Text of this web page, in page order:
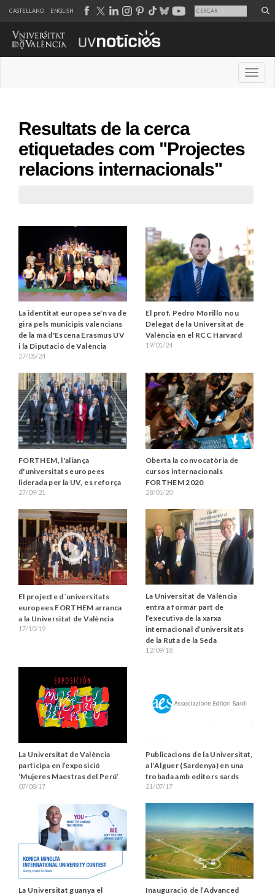
CASTELLANO ENGLISH
Resultats de la cerca
etiquetades com "Projectes
relacions internacionals"
La identitat europea se'n va de
gira pels municipis valencians
de la mà d'Escena Erasmus UV
i la Diputació de València
27/05/24
El prof. Pedro Morillo nou
Delegat de la Universitat de
València en el RCC Harvard
19/01/24
FORTHEM, l'aliança
d'universitats europees
liderada per la UV, es reforça
27/09/21
Oberta la convocatòria de
cursos internacionals
FORTHEM 2020
28/01/20
El projecte d´universitats
europees FORTHEM arranca
a la Universitat de València
17/10/19
La Universitat de València
entra a formar part de
l’executiva de la xarxa
internacional d’universitats
de la Ruta de la Seda
12/09/18
La Universitat de València
participa en l’exposició
‘Mujeres Maestras del Perú’
07/08/17
Publicacions de la Universitat,
a l’Alguer (Sardenya) en una
trobada amb editors sards
21/07/17
La Universitat guanya el
Inauguració de l’Advanced